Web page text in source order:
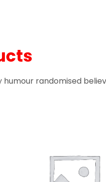
randomised